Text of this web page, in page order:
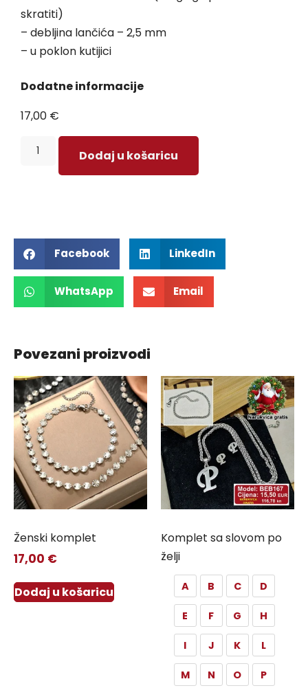
skratiti)
– debljina lančića – 2,5 mm
– u poklon kutijici
Dodatne informacije
17,00 €
Dodaj u košaricu
Facebook LinkedIn
WhatsApp Email
Povezani proizvodi
Ženski komplet
17,00 €
Dodaj u košaricu
Komplet sa slovom po
želji
A B C D
E F G H
I J K L
M N O P